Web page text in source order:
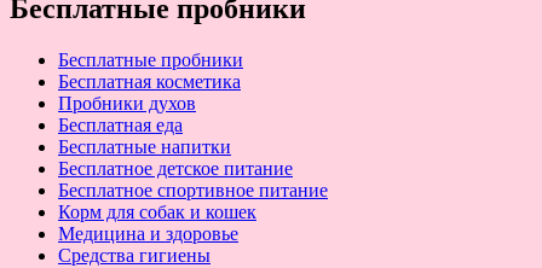
Бесплатные пробники
Бесплатные пробники
Бесплатная косметика
Пробники духов
Бесплатная еда
Бесплатные напитки
Бесплатное детское питание
Бесплатное спортивное питание
Корм для собак и кошек
Медицина и здоровье
Средства гигиены